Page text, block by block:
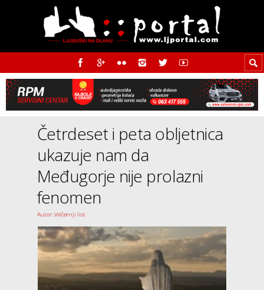
Četrdeset i peta obljetnica
ukazuje nam da
Međugorje nije prolazni
fenomen
Autor: Večernji list